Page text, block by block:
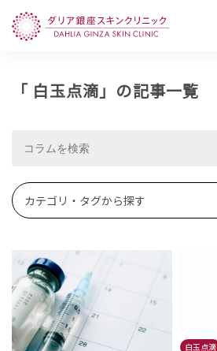
「 白玉点滴」の記事一覧
カテゴリ・タグから探す
白玉点滴